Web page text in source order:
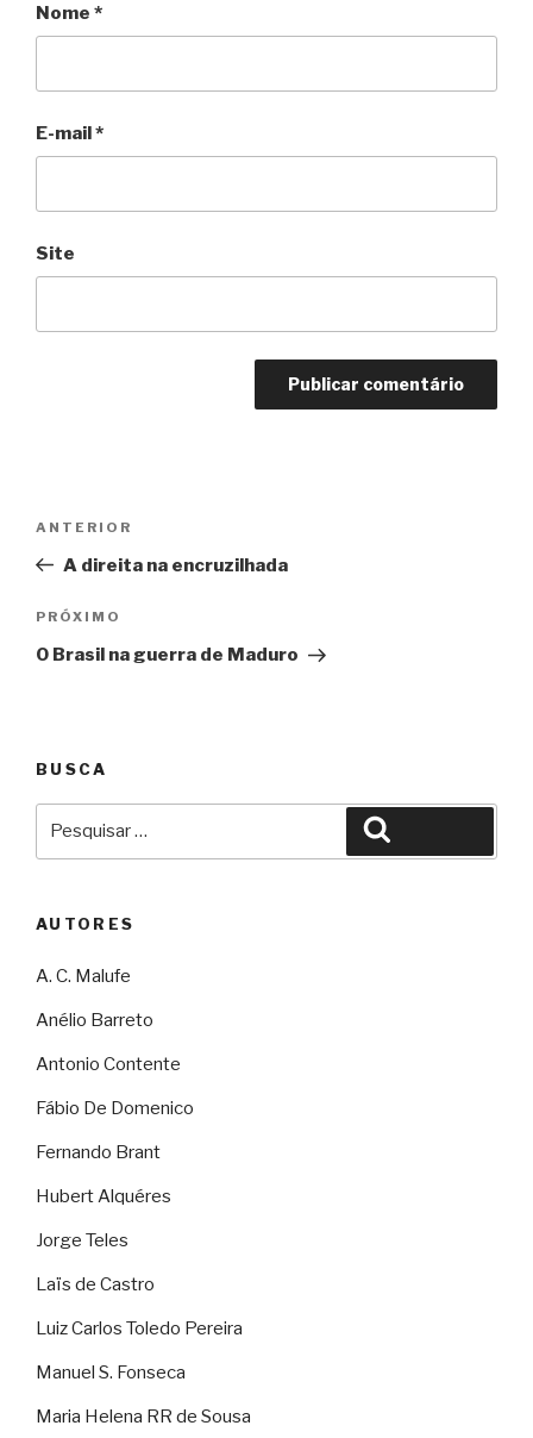
Nome *
E-mail*
Site
Post
Anterior
ANTERIOR
A direita na encruzilhada
Próximo
PRÓXIMO
O Brasil na guerra de Maduro
BUSCA
AUTORES
A. C. Malufe
Anélio Barreto
Antonio Contente
Fábio De Domenico
Fernando Brant
Hubert Alquéres
Jorge Teles
Laïs de Castro
Luiz Carlos Toledo Pereira
Manuel S. Fonseca
Maria Helena RR de Sousa